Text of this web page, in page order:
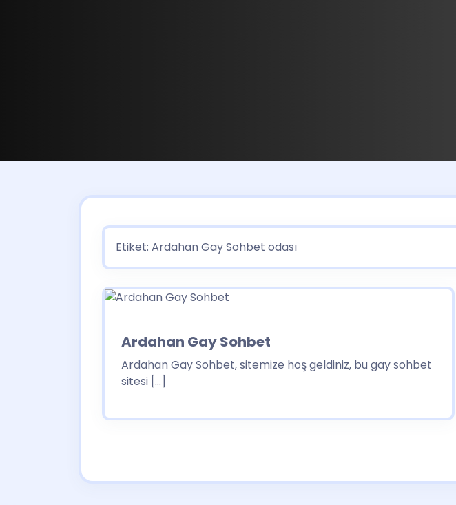
Etiket: Ardahan Gay Sohbet odası
Ardahan Gay Sohbet
Ardahan Gay Sohbet, sitemize hoş geldiniz, bu gay sohbet
sitesi […]